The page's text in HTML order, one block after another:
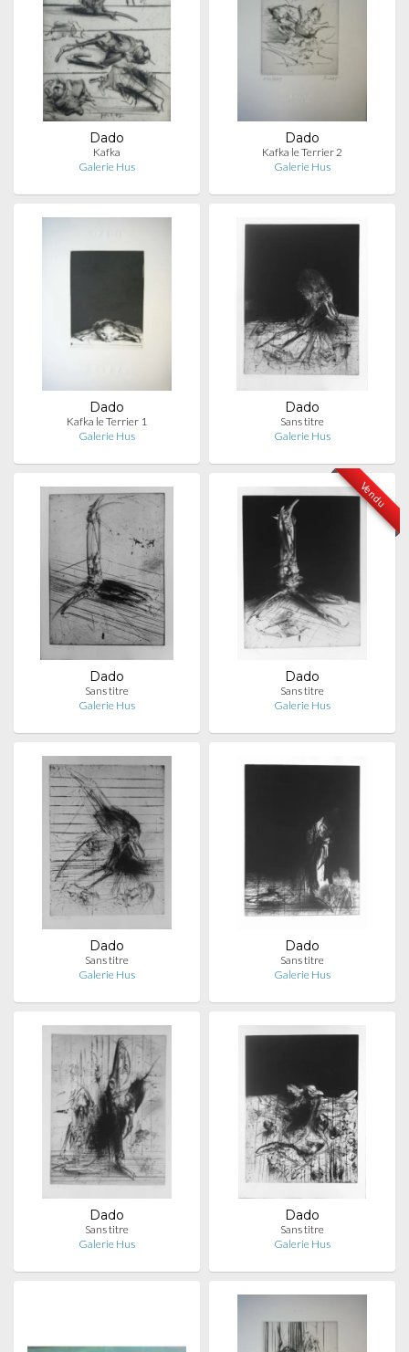
Dado
Kafka
Galerie Hus
Dado
Kafka le Terrier 2
Galerie Hus
Dado
Kafka le Terrier 1
Galerie Hus
Dado
Sans titre
Galerie Hus
Dado
Sans titre
Galerie Hus
Vendu
Dado
Sans titre
Galerie Hus
Dado
Sans titre
Galerie Hus
Dado
Sans titre
Galerie Hus
Dado
Sans titre
Galerie Hus
Dado
Sans titre
Galerie Hus